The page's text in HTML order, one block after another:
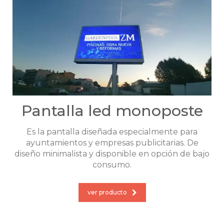
Pantalla led monoposte
Es la pantalla diseñada especialmente para
ayuntamientos y empresas publicitarias. De
diseño minimalista y disponible en opción de bajo
consumo.
ver producto